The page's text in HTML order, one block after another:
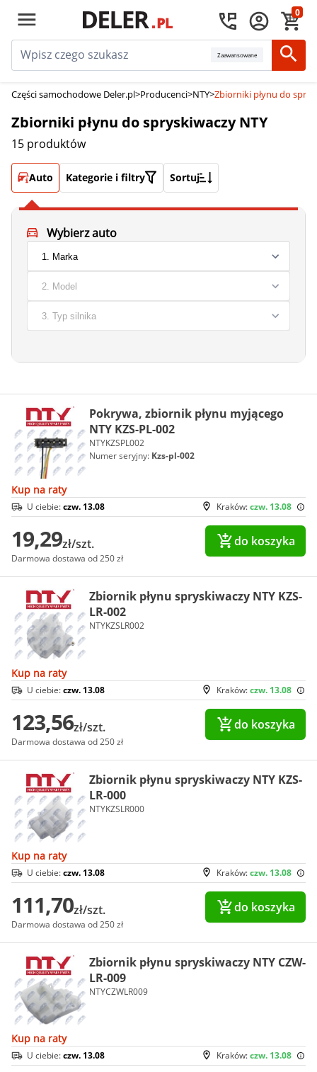
0
Zaawansowane
Części samochodowe Deler.pl>Producenci>NTY>Zbiorniki płynu do
Zbiorniki płynu do spryskiwaczy NTY
15 produktów
Auto Kategorie i filtry Sortuj
Wybierz auto
Pokrywa, zbiornik płynu myjącego
NTY KZS-PL-002
NTYKZSPL002
Numer seryjny: Kzs-pl-002
Kup na raty
Kraków:czw. 13.08
U ciebie:czw. 13.08
19,29zł/szt.
Darmowa dostawa od 250 zł
do koszyka
Zbiornik płynu spryskiwaczy NTY KZS-
LR-002
NTYKZSLR002
Kup na raty
Kraków:czw. 13.08
U ciebie:czw. 13.08
123,56zł/szt.
Darmowa dostawa od 250 zł
do koszyka
Zbiornik płynu spryskiwaczy NTY KZS-
LR-000
NTYKZSLR000
Kup na raty
Kraków:czw. 13.08
U ciebie:czw. 13.08
111,70zł/szt.
Darmowa dostawa od 250 zł
do koszyka
Zbiornik płynu spryskiwaczy NTY CZW-
LR-009
NTYCZWLR009
Kup na raty
Kraków:czw. 13.08
U ciebie:czw. 13.08